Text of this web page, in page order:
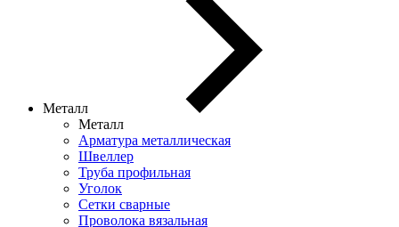
Металл
Металл
Арматура металлическая
Швеллер
Труба профильная
Уголок
Сетки сварные
Проволока вязальная